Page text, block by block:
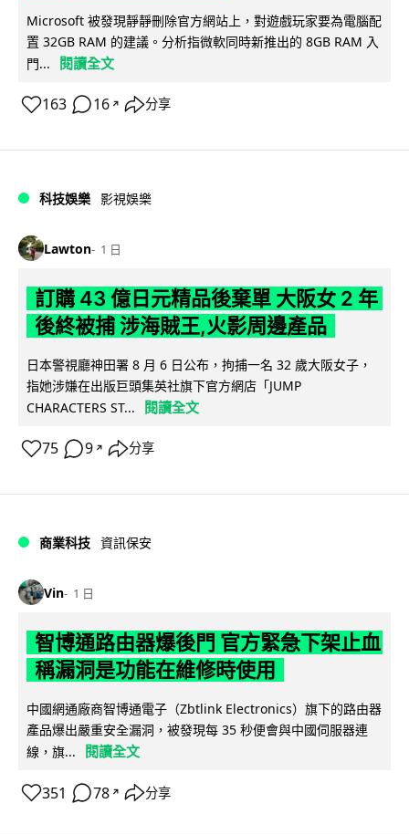
Microsoft 被發現靜靜刪除官方網站上，對遊戲玩家要為電腦配
置 32GB RAM 的建議。分析指微軟同時新推出的 8GB RAM 入
門...
閱讀全文
163 16 ↗ 分享
科技娛樂 影視娛樂
Lawton 1 日
訂購 43 億日元精品後棄單 大阪女 2 年
後終被捕 涉海賊王,火影周邊產品
日本警視廳神田署 8 月 6 日公布，拘捕一名 32 歲大阪女子，
指她涉嫌在出版巨頭集英社旗下官方網店「JUMP
CHARACTERS ST...
閱讀全文
75 9 ↗ 分享
商業科技 資訊保安
Vin 1 日
智博通路由器爆後門 官方緊急下架止血
稱漏洞是功能在維修時使用
中國網通廠商智博通電子（Zbtlink Electronics）旗下的路由器
產品爆出嚴重安全漏洞，被發現每 35 秒便會與中國伺服器連
線，旗...
閱讀全文
351 78 ↗ 分享